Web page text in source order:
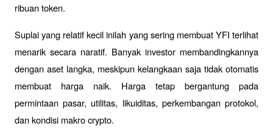
ribuan token.
Suplai yang relatif kecil inilah yang sering membuat YFI terlihat
menarik secara naratif. Banyak investor membandingkannya
dengan aset langka, meskipun kelangkaan saja tidak otomatis
membuat harga naik. Harga tetap bergantung pada
permintaan pasar, utilitas, likuiditas, perkembangan protokol,
dan kondisi makro crypto.